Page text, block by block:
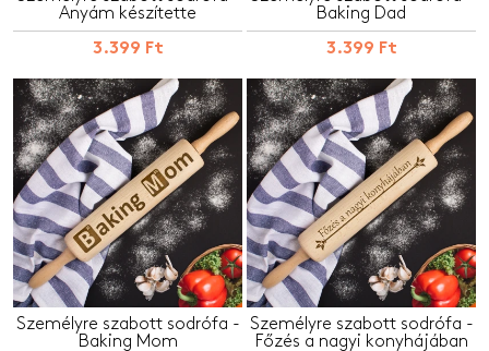
Anyám készítette
3.399 Ft
Baking Dad
3.399 Ft
Személyre szabott sodrófa -
Baking Mom
Személyre szabott sodrófa -
Főzés a nagyi konyhájában